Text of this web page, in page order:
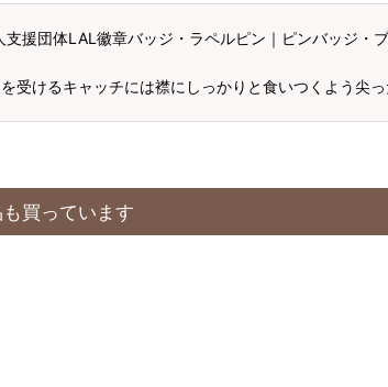
援団体LAL徽章バッジ・ラペルピン｜ピンバッジ・
受けるキャッチには襟にしっかりと食いつくよう尖っ
買っています